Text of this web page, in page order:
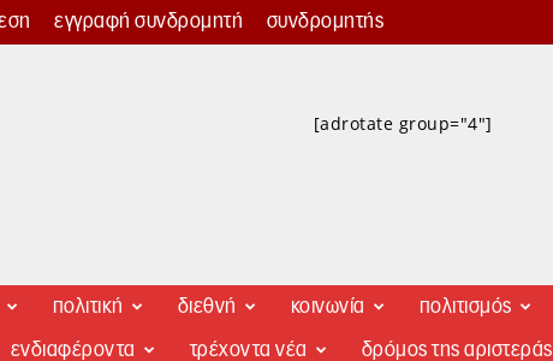
εγγραφή συνδρομητή συνδρομητής
[adrotate group="4"]
πολιτική διεθνή κοινωνία πολιτισμός
ενδιαφέροντα τρέχοντα νέα δρόμος της αριστεράς